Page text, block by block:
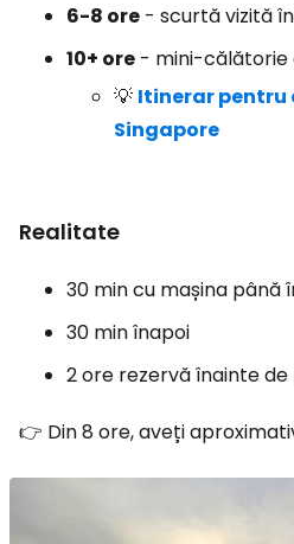
6-8 ore - scurtă vizită
10+ ore - mini-
💡 Itinerar pentru
Singapore
Realitate
30 min cu mașina până
30 min înapoi
2 ore rezervă înainte
👉 Din 8 ore, aveți